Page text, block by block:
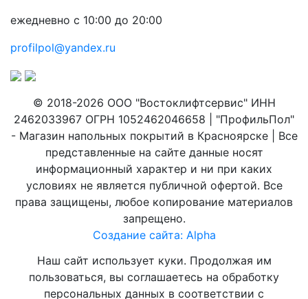
ежедневно с 10:00 до 20:00
profilpol@yandex.ru
© 2018-2026 ООО "Востоклифтсервис" ИНН
2462033967 ОГРН 1052462046658 | "ПрофильПол"
- Магазин напольных покрытий в Красноярске | Все
представленные на сайте данные носят
информационный характер и ни при каких
условиях не является публичной офертой. Все
права защищены, любое копирование материалов
запрещено.
Создание сайта: Alpha
Наш сайт использует куки. Продолжая им
пользоваться, вы соглашаетесь на обработку
персональных данных в соответствии с